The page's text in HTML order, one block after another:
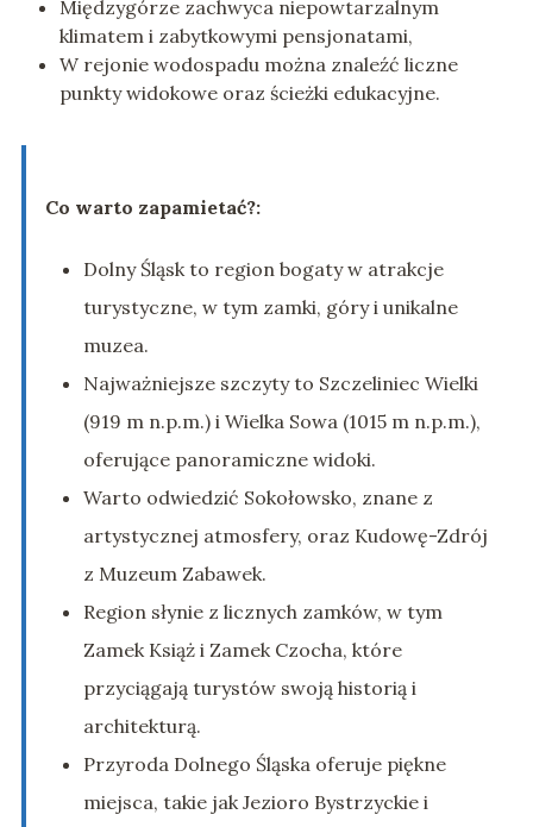
Międzygórze zachwyca niepowtarzalnym
klimatem i zabytkowymi pensjonatami,
W rejonie wodospadu można znaleźć liczne
punkty widokowe oraz ścieżki edukacyjne.
Co warto zapamietać?:
Dolny Śląsk to region bogaty w atrakcje
turystyczne, w tym zamki, góry i unikalne
muzea.
Najważniejsze szczyty to Szczeliniec Wielki
(919 m n.p.m.) i Wielka Sowa (1015 m n.p.m.),
oferujące panoramiczne widoki.
Warto odwiedzić Sokołowsko, znane z
artystycznej atmosfery, oraz Kudowę-Zdrój
z Muzeum Zabawek.
Region słynie z licznych zamków, w tym
Zamek Książ i Zamek Czocha, które
przyciągają turystów swoją historią i
architekturą.
Przyroda Dolnego Śląska oferuje piękne
miejsca, takie jak Jezioro Bystrzyckie i